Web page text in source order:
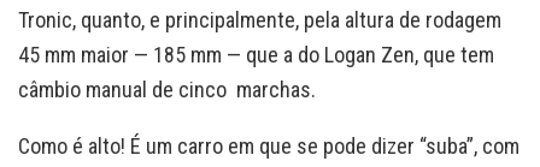
Tronic, quanto, e principalmente, pela altura de rodagem
45 mm maior — 185 mm — que a do Logan Zen, que tem
câmbio manual de cinco marchas.
Como é alto! É um carro em que se pode dizer “suba”, com